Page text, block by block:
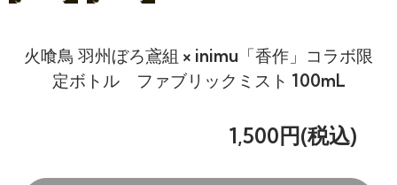
火喰鳥 羽州ぼろ鳶組 × inimu「香作」コラボ限
定ボトル ファブリックミスト 100mL
1,500円(税込)